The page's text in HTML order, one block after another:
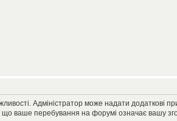
Адміністратор може надати додаткові
ваше перебування на форумі означає вашу